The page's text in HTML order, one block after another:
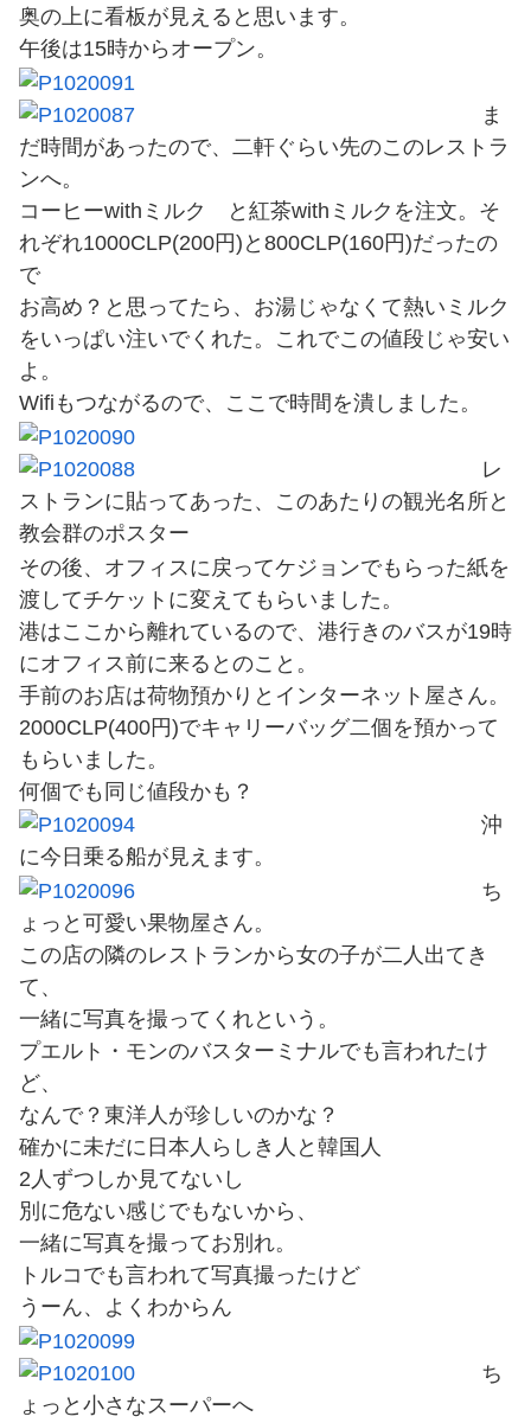
奥の上に看板が見えると思います。
午後は15時からオープン。
ま
だ時間があったので、二軒ぐらい先のこのレストラ
ンへ。
コーヒーwithミルク と紅茶withミルクを注文。そ
れぞれ1000CLP(200円)と800CLP(160円)だったの
で
お高め？と思ってたら、お湯じゃなくて熱いミルク
をいっぱい注いでくれた。これでこの値段じゃ安い
よ。
Wifiもつながるので、ここで時間を潰しました。
レ
ストランに貼ってあった、このあたりの観光名所と
教会群のポスター
その後、オフィスに戻ってケジョンでもらった紙を
渡してチケットに変えてもらいました。
港はここから離れているので、港行きのバスが19時
にオフィス前に来るとのこと。
手前のお店は荷物預かりとインターネット屋さん。
2000CLP(400円)でキャリーバッグ二個を預かって
もらいました。
何個でも同じ値段かも？
沖
に今日乗る船が見えます。
ち
ょっと可愛い果物屋さん。
この店の隣のレストランから女の子が二人出てき
て、
一緒に写真を撮ってくれという。
プエルト・モンのバスターミナルでも言われたけ
ど、
なんで？東洋人が珍しいのかな？
確かに未だに日本人らしき人と韓国人
2人ずつしか見てないし
別に危ない感じでもないから、
一緒に写真を撮ってお別れ。
トルコでも言われて写真撮ったけど
うーん、よくわからん
ち
ょっと小さなスーパーへ